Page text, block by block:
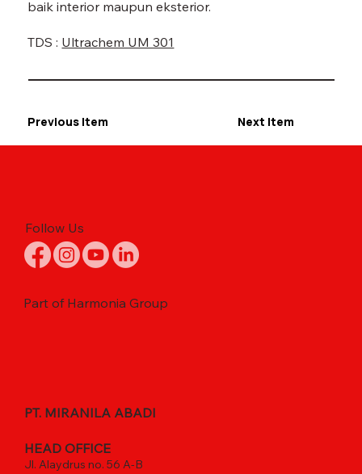
baik interior maupun eksterior.
TDS : Ultrachem UM 301
Previous Item Next Item
Follow Us
Part of Harmonia Group
PT. MIRANILA ABADI
HEAD OFFICE
Jl. Alaydrus no. 56 A-B